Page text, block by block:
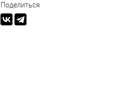
Поделиться